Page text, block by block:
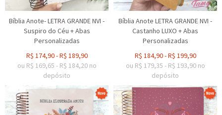
Bíblia Anote- LETRA GRANDE NVI -
Suspiro do Céu + Abas
Personalizadas
R$ 174,90-R$ 189,90
ou R$ 169,65 - R$ 184,20 no
depósito
Bíblia Anote LETRA GRANDE NVI -
Castanho LUXO + Abas
Personalizadas
R$ 184,90-R$ 199,90
ou R$ 179,35 - R$ 193,90 no
depósito